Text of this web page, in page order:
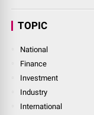
TOPIC
National
Finance
Investment
Industry
International